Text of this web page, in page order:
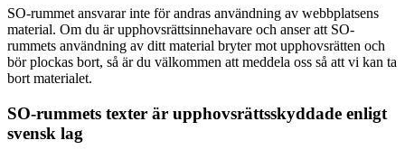
SO-rummet ansvarar inte för andras användning av webbplatsens
material. Om du är upphovsrättsinnehavare och anser att SO-
rummets användning av ditt material bryter mot upphovsrätten och
bör plockas bort, så är du välkommen att meddela oss så att vi kan ta
bort materialet.
SO-rummets texter är upphovsrättsskyddade enligt
svensk lag